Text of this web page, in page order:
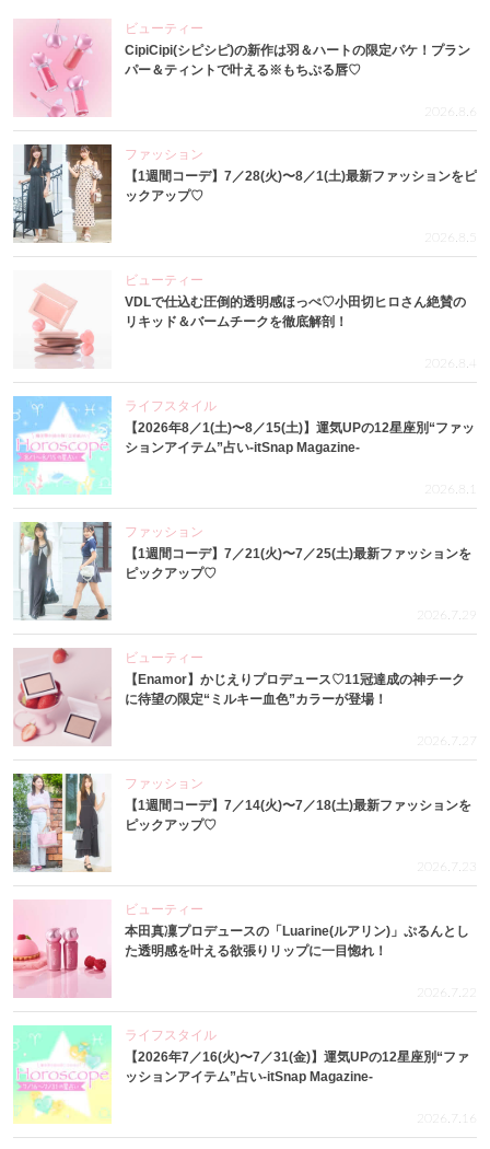
ビューティー
CipiCipi(シピシピ)の新作は羽＆ハートの限定パケ！プラン
パー＆ティントで叶える※もちぷる唇♡
2026.8.6
ファッション
【1週間コーデ】7／28(火)〜8／1(土)最新ファッションをピ
ックアップ♡
2026.8.5
ビューティー
VDLで仕込む圧倒的透明感ほっぺ♡小田切ヒロさん絶賛の
リキッド＆バームチークを徹底解剖！
2026.8.4
ライフスタイル
【2026年8／1(土)〜8／15(土)】運気UPの12星座別“ファッ
ションアイテム”占い-itSnap Magazine-
2026.8.1
ファッション
【1週間コーデ】7／21(火)〜7／25(土)最新ファッションを
ピックアップ♡
2026.7.29
ビューティー
【Enamor】かじえりプロデュース♡11冠達成の神チーク
に待望の限定“ミルキー血色”カラーが登場！
2026.7.27
ファッション
【1週間コーデ】7／14(火)〜7／18(土)最新ファッションを
ピックアップ♡
2026.7.23
ビューティー
本田真凜プロデュースの「Luarine(ルアリン)」ぷるんとし
た透明感を叶える欲張りリップに一目惚れ！
2026.7.22
ライフスタイル
【2026年7／16(火)〜7／31(金)】運気UPの12星座別“ファ
ッションアイテム”占い-itSnap Magazine-
2026.7.16